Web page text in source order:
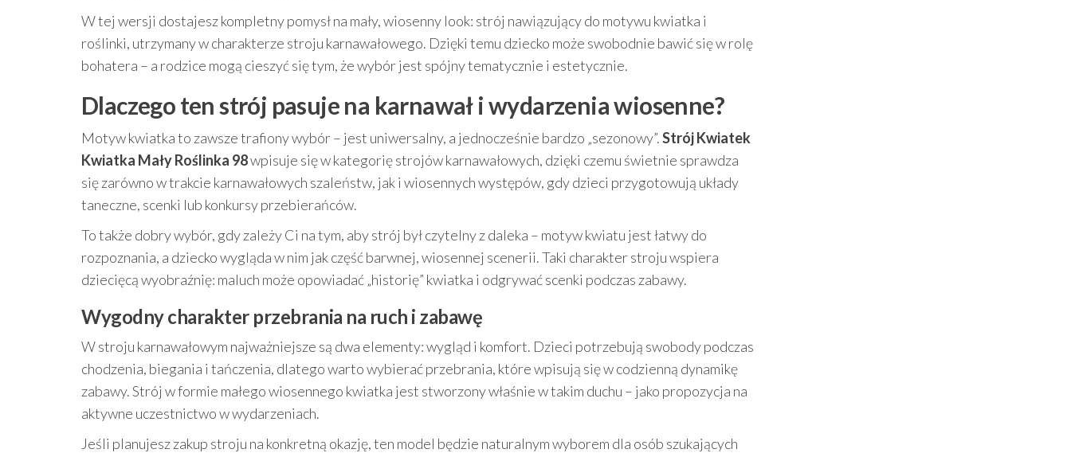
W tej wersji dostajesz kompletny pomysł na mały, wiosenny look: strój nawiązujący do motywu kwiatka i
roślinki, utrzymany w charakterze stroju karnawałowego. Dzięki temu dziecko może swobodnie bawić się w rolę
bohatera – a rodzice mogą cieszyć się tym, że wybór jest spójny tematycznie i estetycznie.
Dlaczego ten strój pasuje na karnawał i wydarzenia wiosenne?
Motyw kwiatka to zawsze trafiony wybór – jest uniwersalny, a jednocześnie bardzo „sezonowy”.Strój Kwiatek
Kwiatka Mały Roślinka 98wpisuje się w kategorię strojów karnawałowych, dzięki czemu świetnie sprawdza
się zarówno w trakcie karnawałowych szaleństw, jak i wiosennych występów, gdy dzieci przygotowują układy
taneczne, scenki lub konkursy przebierańców.
To także dobry wybór, gdy zależy Ci na tym, aby strój był czytelny z daleka – motyw kwiatu jest łatwy do
rozpoznania, a dziecko wygląda w nim jak część barwnej, wiosennej scenerii. Taki charakter stroju wspiera
dziecięcą wyobraźnię: maluch może opowiadać „historię” kwiatka i odgrywać scenki podczas zabawy.
Wygodny charakter przebrania na ruch i zabawę
W stroju karnawałowym najważniejsze są dwa elementy: wygląd i komfort. Dzieci potrzebują swobody podczas
chodzenia, biegania i tańczenia, dlatego warto wybierać przebrania, które wpisują się w codzienną dynamikę
zabawy. Strój w formie małego wiosennego kwiatka jest stworzony właśnie w takim duchu – jako propozycja na
aktywne uczestnictwo w wydarzeniach.
Jeśli planujesz zakup stroju na konkretną okazję, ten model będzie naturalnym wyborem dla osób szukających